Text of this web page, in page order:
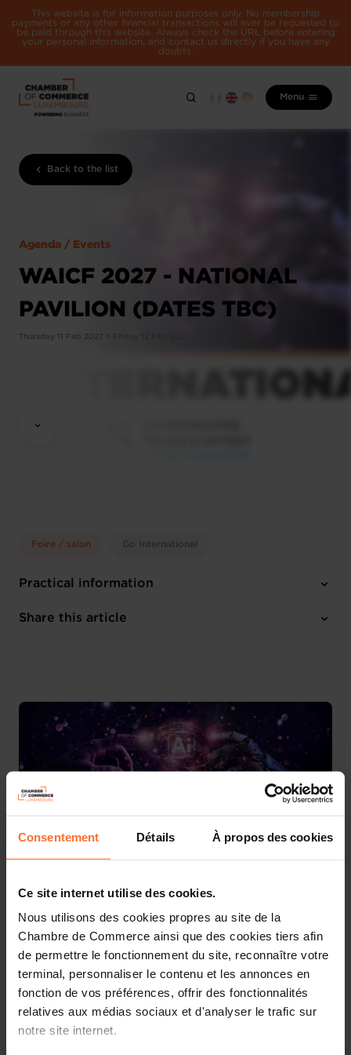
Consentement Détails À propos des cookies
Ce site internet utilise des cookies.
Nous utilisons des cookies propres au site de la
Chambre de Commerce ainsi que des cookies tiers afin
de permettre le fonctionnement du site, reconnaître votre
terminal, personnaliser le contenu et les annonces en
fonction de vos préférences, offrir des fonctionnalités
relatives aux médias sociaux et d'analyser le trafic sur
notre site internet.
This website is for information purposes only. No membership
payments or any other financial transactions will ever be requested to
be paid through this website. Always check the URL before entering
your personal information, and contact us directly if you have any
doubts.
Menu
Back to the list
Agenda / Events
WAICF 2027 - NATIONAL
PAVILION (DATES TBC)
Thursday 11 Feb 2027 > Friday 12 Feb 2027
Foire / salon Go International
Practical information
Thursday 11 Feb 2027 > Friday 12 Feb 2027
Share this article
Details about the national pavilion will be available on
this page soon.
Interested? Please click on the button below to mark
your interest: